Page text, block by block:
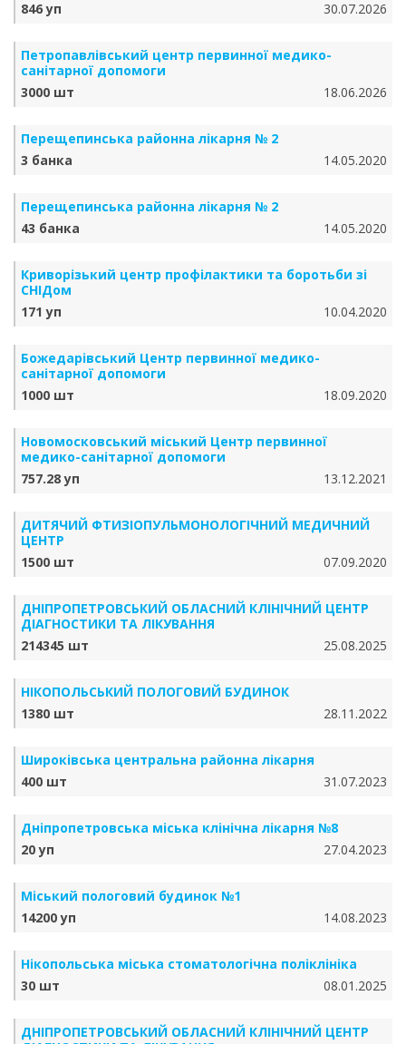
846 уп
30.07.2026
Петропавлівський центр первинної медико-
санітарної допомоги
3000 шт
18.06.2026
Перещепинська районна лікарня № 2
3 банка
14.05.2020
Перещепинська районна лікарня № 2
43 банка
14.05.2020
Криворізький центр профілактики та боротьби зі
СНІДом
171 уп
10.04.2020
Божедарівський Центр первинної медико-
санітарної допомоги
1000 шт
18.09.2020
Новомосковський міський Центр первинної
медико-санітарної допомоги
757.28 уп
13.12.2021
ДИТЯЧИЙ ФТИЗІОПУЛЬМОНОЛОГІЧНИЙ МЕДИЧНИЙ
ЦЕНТР
1500 шт
07.09.2020
ДНІПРОПЕТРОВСЬКИЙ ОБЛАСНИЙ КЛІНІЧНИЙ ЦЕНТР
ДІАГНОСТИКИ ТА ЛІКУВАННЯ
214345 шт
25.08.2025
НІКОПОЛЬСЬКИЙ ПОЛОГОВИЙ БУДИНОК
1380 шт
28.11.2022
Широківська центральна районна лікарня
400 шт
31.07.2023
Дніпропетровська міська клінічна лікарня №8
20 уп
27.04.2023
Міський пологовий будинок №1
14200 уп
14.08.2023
Нікопольська міська стоматологічна поліклініка
30 шт
08.01.2025
ДНІПРОПЕТРОВСЬКИЙ ОБЛАСНИЙ КЛІНІЧНИЙ ЦЕНТР